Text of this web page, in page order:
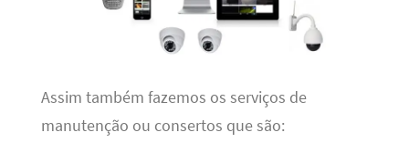
Assim também fazemos os serviços de
manutenção ou consertos que são: